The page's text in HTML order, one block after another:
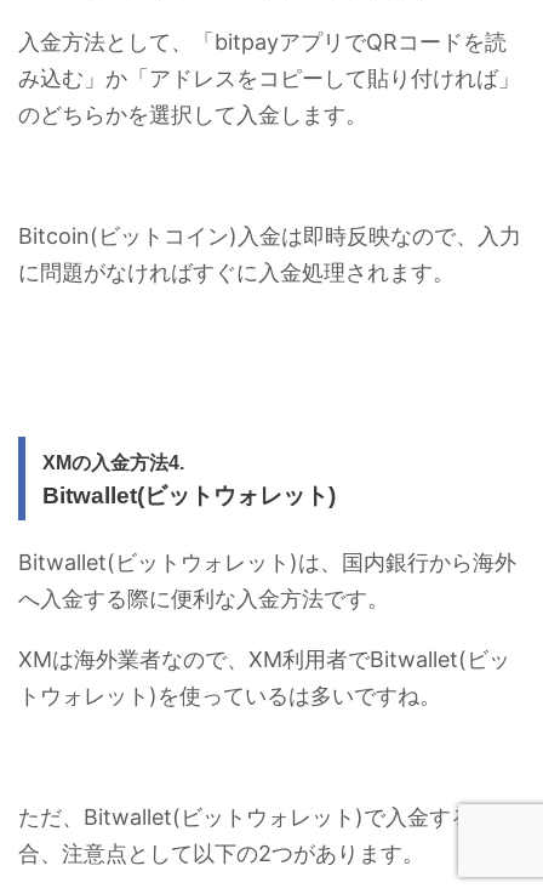
入金方法として、「bitpayアプリでQRコードを読
み込む」か「アドレスをコピーして貼り付ければ」
のどちらかを選択して入金します。
Bitcoin(ビットコイン)入金は即時反映なので、入力
に問題がなければすぐに入金処理されます。
XMの入金方法4.
Bitwallet(ビットウォレット)
Bitwallet(ビットウォレット)は、国内銀行から海外
へ入金する際に便利な入金方法です。
XMは海外業者なので、XM利用者でBitwallet(ビッ
トウォレット)を使っているは多いですね。
ただ、Bitwallet(ビットウォレット)で入金する場
合、注意点として以下の2つがあります。